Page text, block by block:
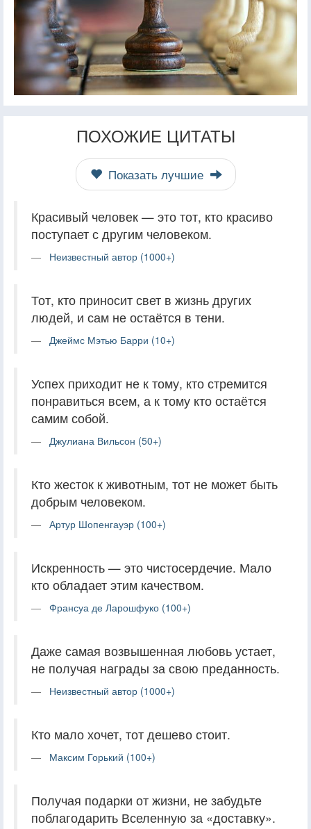
ПОХОЖИЕ ЦИТАТЫ
Показать лучшие
Красивый человек — это тот, кто красиво
поступает с другим человеком.
Неизвестный автор (1000+)
Тот, кто приносит свет в жизнь других
людей, и сам не остаётся в тени.
Джеймс Мэтью Барри (10+)
Успех приходит не к тому, кто стремится
понравиться всем, а к тому кто остаётся
самим собой.
Джулиана Вильсон (50+)
Кто жесток к животным, тот не может быть
добрым человеком.
Артур Шопенгауэр (100+)
Искренность — это чистосердечие. Мало
кто обладает этим качеством.
Франсуа де Ларошфуко (100+)
Даже самая возвышенная любовь устает,
не получая награды за свою преданность.
Неизвестный автор (1000+)
Кто мало хочет, тот дешево стоит.
Максим Горький (100+)
Получая подарки от жизни, не забудьте
поблагодарить Вселенную за «доставку».